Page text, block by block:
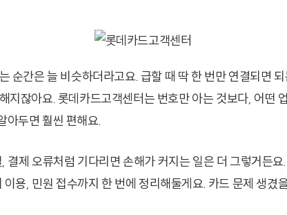
순간은 늘 비슷하더라고요. 급할 때 딱 한 번만 연결되면
지잖아요. 롯데카드고객센터는 번호만 아는 것보다, 어떤
아두면 훨씬 편해요.
결제 오류처럼 기다리면 손해가 커지는 일은 더 그렇거든
이용, 민원 접수까지 한 번에 정리해둘게요. 카드 문제 생겼